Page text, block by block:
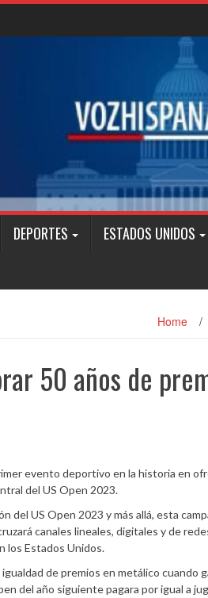
DEPORTES ESTADOS UNIDOS
Home /
50 años de
evento deportivo en la historia en
del US Open 2023.
del US Open 2023 y más allá, esta
canales lineales, digitales y de
los Estados Unidos.
de premios en metálico cuando
del año siguiente pagara por igual a